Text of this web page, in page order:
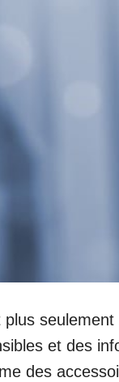
plus
et des
des